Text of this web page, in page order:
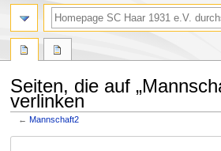
Seiten, die auf
verlinken
←Mannschaft2
Suche